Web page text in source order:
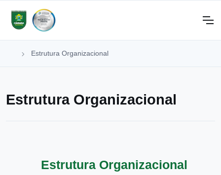
Estrutura Organizacional
Estrutura Organizacional
Estrutura Organizacional